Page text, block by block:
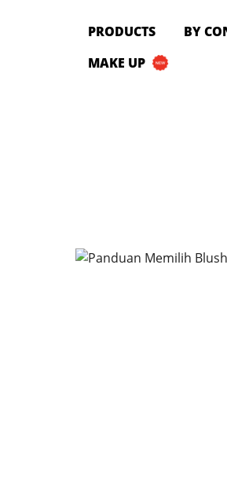
PRODUCTS
BY
MAKE UP
Bundle Package
Body Sunscreen